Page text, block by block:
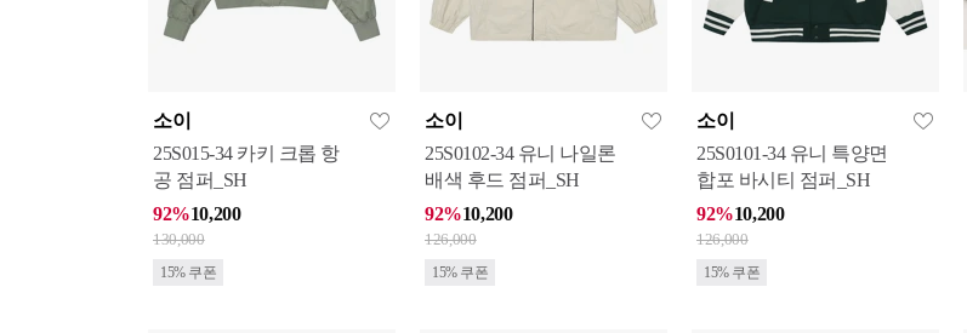
소이
25S015-34 카키 크롭 항
공 점퍼_SH
92%10,200
130,000
15% 쿠폰
소이
25S0102-34 유니 나일론
배색 후드 점퍼_SH
92%10,200
126,000
15% 쿠폰
소이
25S0101-34 유니 특양면
합포 바시티 점퍼_SH
92%10,200
126,000
15% 쿠폰